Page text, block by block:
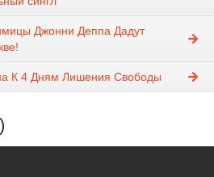
Джонни Деппа Дадут
К 4 Дням Лишения Свободы